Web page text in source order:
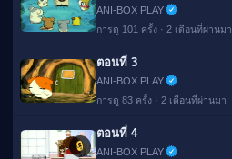
ANI-BOX PLAY
การดู 101 ครั้ง · 2 เดือนที่ผ่านมา
ตอนที่ 3
ANI-BOX PLAY
การดู 83 ครั้ง · 2 เดือนที่ผ่านมา
🔒
ตอนที่ 4
ANI-BOX PLAY